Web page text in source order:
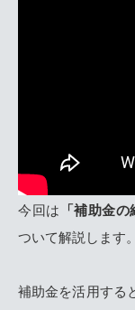
今回は 「補助金
ついて解説します。
補助金を活用する